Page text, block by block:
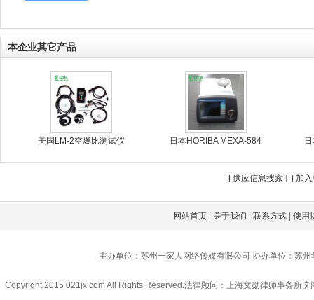
本企业其它产品
美国LM-2空燃比测试仪 日本HORIBA MEXA-584
[供应信息搜索 ] [加
网站首页 关于我们 |联系方式 |使用
主办单位：苏州一家人网络传媒有限公司 协办单位：苏
Copyright 2015 021jx.com All Rights Reserved.法律顾问：上海文勋律师事务所